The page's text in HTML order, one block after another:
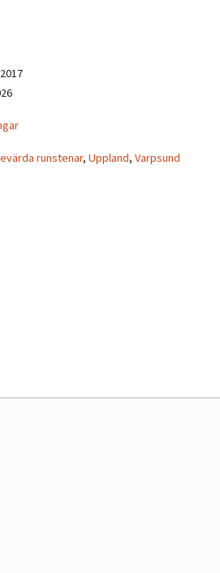
runstenar, Uppland, Varpsund